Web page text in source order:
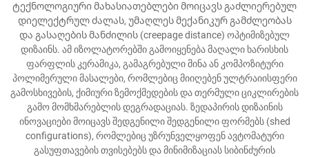
ტექნოლოგიური მახასიათებლები მოიცავს გაძლიერებულ
დიელექტრულ ძალას, უმაღლეს მექანიკურ გამძლეობას
და გასაღების მანძილის (creepage distance) ოპტიმიზებულ
დიზაინს. ამ იზოლატორებში გამოიყენება მაღალი ხარისხის
ფარფლის კერამიკა, გამაგრებული მინა ან კომპოზიტური
პოლიმერული მასალები, რომლებიც მიიღებენ ულტრაიისფერი
გამოსხივების, ქიმიური ზემოქმედების და თერმული ციკლირების
გამო მომხმარებლის დეგრადაციას. ზედაპირის დიზაინის
ინოვაციები მოიცავს შედგენილი შედგენილი ფორმებს (shed
configurations), რომლებიც უზრუნველყოფენ ავტომატური
გასუფთავების თვისებებს და მინიმიზაციას სიბინძურის